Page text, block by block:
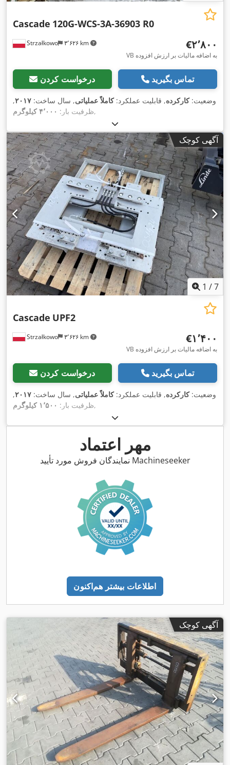
Strzałkowo ۳٬۶۲۶ km
Cascade 120G-WCS-3A-36903 R0
‎€۲٬۸۰۰
VB به اضافه مالیات بر ارزش افزوده
درخواست کردن تماس بگیرید
وضعیت:کارکرده, قابلیت عملکرد:کاملاً عملیاتی, سال ساخت: ۲۰۱۷,
ظرفیت بار: ۴٬۰۰۰ کیلوگرم ,
آگهی کوچک
1 /7
Strzałkowo ۳٬۶۲۶ km
Cascade UPF2
‎€۱٬۴۰۰
VB به اضافه مالیات بر ارزش افزوده
درخواست کردن تماس بگیرید
وضعیت:کارکرده, قابلیت عملکرد:کاملاً عملیاتی, سال ساخت: ۲۰۱۷,
ظرفیت بار: ۱٬۵۰۰ کیلوگرم ,
مهر اعتماد
نمایندگان فروش مورد تأیید Machineseeker
اطلاعات بیشتر هم‌اکنون
آگهی کوچک